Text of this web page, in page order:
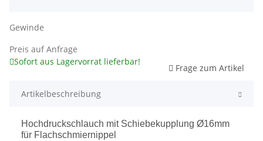
Gewinde
Preis auf Anfrage
Sofort aus Lagervorrat lieferbar!
Frage zum Artikel
Artikelbeschreibung
Hochdruckschlauch mit Schiebekupplung Ø16mm
für Flachschmiernippel